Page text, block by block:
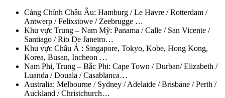
Cảng Chính Châu Âu: Hamburg / Le Havre / Rotterdam /
Antwerp / Felixstowe / Zeebrugge …
Khu vực Trung – Nam Mỹ: Panama / Calle / San Vicente /
Santiago / Rio De Janeiro…
Khu vực Châu Á : Singapore, Tokyo, Kobe, Hong Kong,
Korea, Busan, Incheon …
Nam Phi, Trung – Bắc Phi: Cape Town / Durban/ Elizabeth /
Luanda / Douala / Casablanca…
Australia: Melbourne / Sydney / Adelaide / Brisbane / Perth /
Auckland / Christchurch…